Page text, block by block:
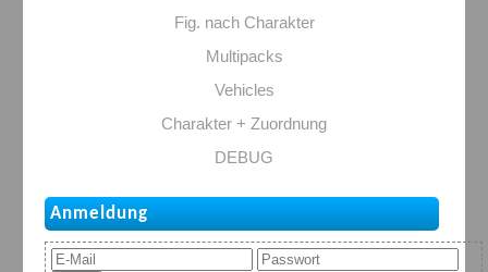
Fig. nach Charakter
Multipacks
Vehicles
Charakter + Zuordnung
DEBUG
Anmeldung